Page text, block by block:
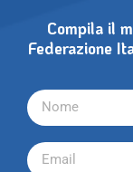
Compila il
Federazione